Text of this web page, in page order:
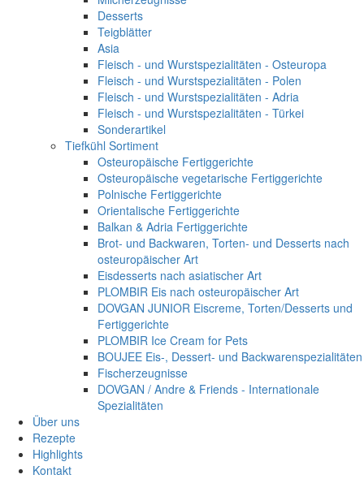
Desserts
Teigblätter
Asia
Fleisch - und Wurstspezialitäten - Osteuropa
Fleisch - und Wurstspezialitäten - Polen
Fleisch - und Wurstspezialitäten - Adria
Fleisch - und Wurstspezialitäten - Türkei
Sonderartikel
Tiefkühl Sortiment
Osteuropäische Fertiggerichte
Osteuropäische vegetarische Fertiggerichte
Polnische Fertiggerichte
Orientalische Fertiggerichte
Balkan & Adria Fertiggerichte
Brot- und Backwaren, Torten- und Desserts nach
osteuropäischer Art
Eisdesserts nach asiatischer Art
PLOMBIR Eis nach osteuropäischer Art
DOVGAN JUNIOR Eiscreme, Torten/Desserts und
Fertiggerichte
PLOMBIR Ice Cream for Pets
BOUJEE Eis-, Dessert- und Backwarenspezialitäten
Fischerzeugnisse
DOVGAN / Andre & Friends - Internationale
Spezialitäten
Über uns
Rezepte
Highlights
Kontakt